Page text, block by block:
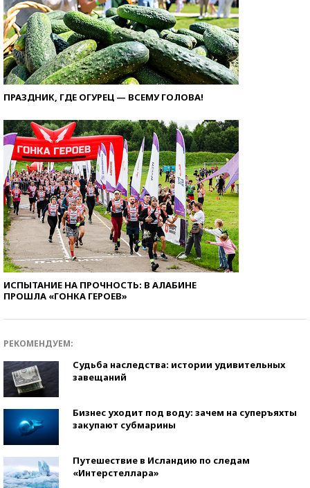
ПРАЗДНИК, ГДЕ ОГУРЕЦ — ВСЕМУ ГОЛОВА!
ИСПЫТАНИЕ НА ПРОЧНОСТЬ: В АЛАБИНЕ
ПРОШЛА «ГОНКА ГЕРОЕВ»
РЕКОМЕНДУЕМ:
Судьба наследства: истории удивительных
завещаний
Бизнес уходит под воду: зачем на суперъяхты
закупают субмарины
Путешествие в Исландию по следам
«Интерстеллара»